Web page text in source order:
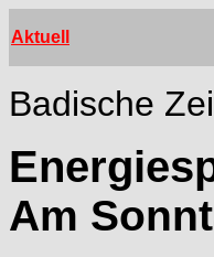
Aktuell
Badische
Am